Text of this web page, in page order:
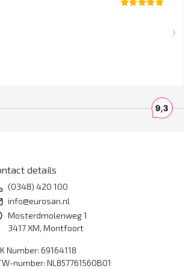
details
(0348) 420 100
info@eurosan.nl
Mosterdmolenweg 1
3417 XM, Montfoort
Number: 69164118
number: NL857761560B01